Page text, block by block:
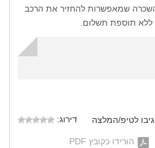
השכרה שמאפשרות להחזיר את הרכב
ללא תוספת תשלום.
לטיפ/המלצה
דירוג:
הורידו כקובץ PDF